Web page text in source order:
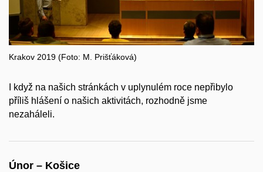
Krakov 2019 (Foto: M. Prišťáková)
I když na našich stránkách v uplynulém roce nepřibylo
příliš hlášení o našich aktivitách, rozhodně jsme
nezaháleli.
Únor – Košice